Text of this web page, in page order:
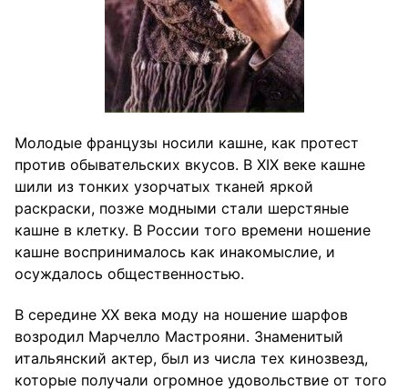
Молодые французы носили кашне, как протест
против обывательских вкусов. В XIX веке кашне
шили из тонких узорчатых тканей яркой
раскраски, позже модными стали шерстяные
кашне в клетку. В России того времени ношение
кашне воспринималось как инакомыслие, и
осуждалось общественностью.
В середине XX века моду на ношение шарфов
возродил Марчелло Мастрояни. Знаменитый
итальянский актер, был из числа тех кинозвезд,
которые получали огромное удовольствие от того